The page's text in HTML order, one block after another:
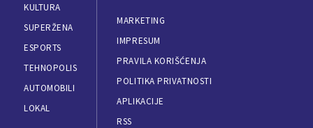
KULTURA
SUPERŽENA
ESPORTS
TEHNOPOLIS
AUTOMOBILI
LOKAL
MARKETING
IMPRESUM
PRAVILA KORIŠĆENJA
POLITIKA PRIVATNOSTI
APLIKACIJE
RSS